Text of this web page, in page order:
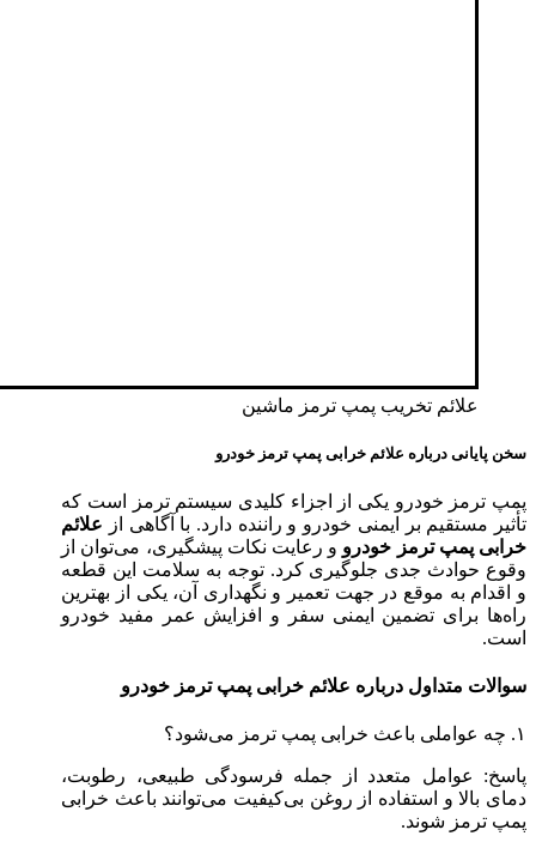
علائم تخریب پمپ ترمز‌ ماشین
سخن پایانی درباره علائم خرابی پمپ ترمز خودرو
پمپ ترمز خودرو یکی از اجزاء کلیدی سیستم ترمز است که
تأثیر مستقیم بر ایمنی خودرو و راننده دارد. با آگاهی از علائم
خرابی پمپ ترمز خودرو و رعایت نکات پیشگیری، می‌توان از
وقوع حوادث جدی جلوگیری کرد. توجه به سلامت این قطعه
و اقدام به موقع در جهت تعمیر و نگهداری آن، یکی از بهترین
راه‌ها برای تضمین ایمنی سفر و افزایش عمر مفید خودرو
است.
سوالات متداول درباره علائم خرابی پمپ ترمز خودرو
۱. چه عواملی باعث خرابی پمپ ترمز می‌شود؟
پاسخ: عوامل متعدد از جمله فرسودگی طبیعی، رطوبت،
دمای بالا و استفاده از روغن بی‌کیفیت می‌توانند باعث خرابی
پمپ ترمز شوند.